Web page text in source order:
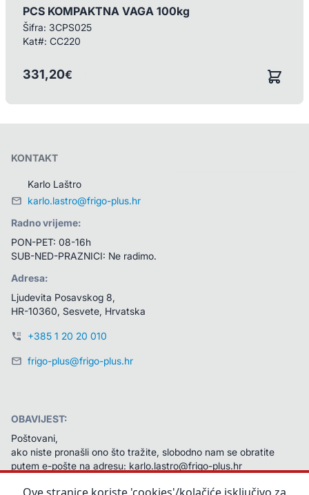
PCS KOMPAKTNA VAGA 100kg
Šifra: 3CPS025
Kat#: CC220
331,20€
KONTAKT
Karlo Laštro
karlo.lastro@frigo-plus.hr
Radno vrijeme:
PON-PET: 08-16h
SUB-NED-PRAZNICI: Ne radimo.
Adresa:
Ljudevita Posavskog 8,
HR-10360, Sesvete, Hrvatska
+385 1 20 20 010
frigo-plus@frigo-plus.hr
OBAVIJEST:
Poštovani,
ako niste pronašli ono što tražite, slobodno nam se obratite
putem e-pošte na adresu: karlo.lastro@frigo-plus.hr